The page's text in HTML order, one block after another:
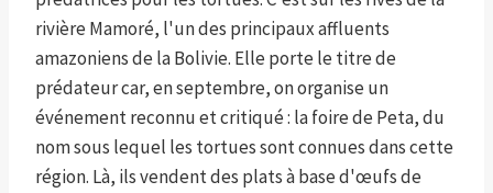
rivière Mamoré, l'un des principaux affluents
amazoniens de la Bolivie. Elle porte le titre de
prédateur car, en septembre, on organise un
événement reconnu et critiqué : la foire de Peta, du
nom sous lequel les tortues sont connues dans cette
région. Là, ils vendent des plats à base d'œufs de